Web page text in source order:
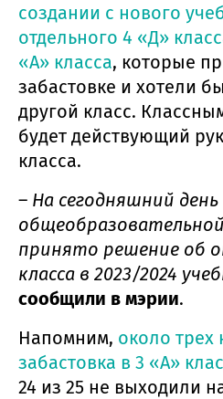
создании с нового
отдельного 4 «Д»
«А» класса, которые
забастовке и хотели
другой класс.
будет действующий
класса.
– На сегодняшний
принято решение об
класса в 2023/2024
сообщили в мэрии.
Напомним, около трех
забастовка в 3 «А»
24 из 25 не выходили